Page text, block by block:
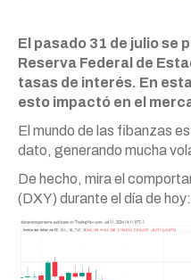
El pasado 31 de julio se
Reserva Federal de
tasas de interés. En
esto impactó en el
El mundo de las fibanzas
dato, generando mucha
De hecho, mira el
(DXY) durante el día de hoy: